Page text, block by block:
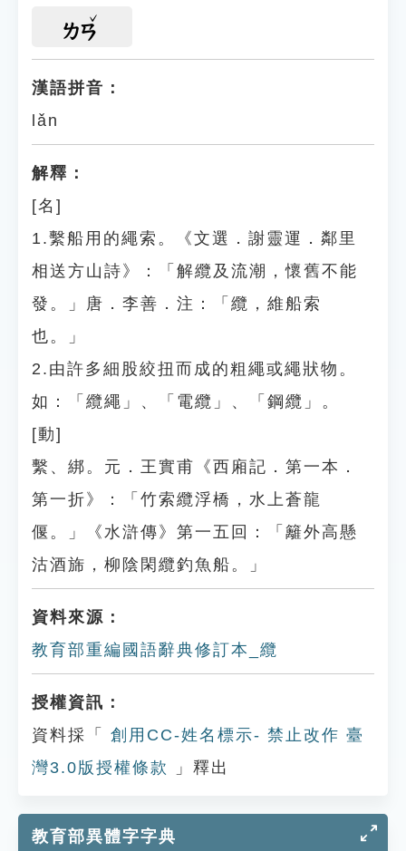
ㄌㄢ
漢語拼音：
lǎn
解釋：
[名]
1.繫船用的繩索。《文選．謝靈運．鄰里
相送方山詩》：「解纜及流潮，懷舊不能
發。」唐．李善．注：「纜，維船索
也。」
2.由許多細股絞扭而成的粗繩或繩狀物。
如：「纜繩」、「電纜」、「鋼纜」。
[動]
繫、綁。元．王實甫《西廂記．第一本．
第一折》：「竹索纜浮橋，水上蒼龍
偃。」《水滸傳》第一五回：「籬外高懸
沽酒旆，柳陰閑纜釣魚船。」
資料來源：
教育部重編國語辭典修訂本_纜
授權資訊：
資料採「
創用CC-姓名標示- 禁止改作 臺
灣3.0版授權條款
」釋出
教育部異體字字典